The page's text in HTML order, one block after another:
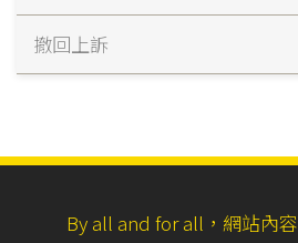
撤回上訴
By all and for all，網站內